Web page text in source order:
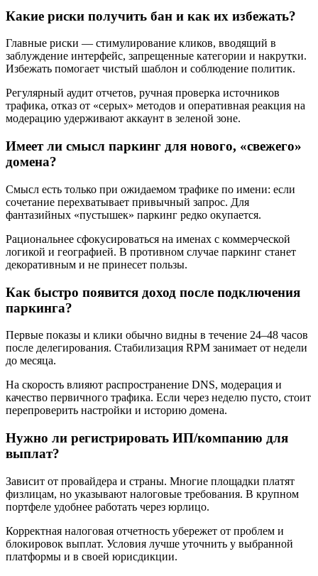
Какие риски получить бан и как их избежать?
Главные риски — стимулирование кликов, вводящий в
заблуждение интерфейс, запрещенные категории и накрутки.
Избежать помогает чистый шаблон и соблюдение политик.
Регулярный аудит отчетов, ручная проверка источников
трафика, отказ от «серых» методов и оперативная реакция на
модерацию удерживают аккаунт в зеленой зоне.
Имеет ли смысл паркинг для нового, «свежего»
домена?
Смысл есть только при ожидаемом трафике по имени: если
сочетание перехватывает привычный запрос. Для
фантазийных «пустышек» паркинг редко окупается.
Рациональнее сфокусироваться на именах с коммерческой
логикой и географией. В противном случае паркинг станет
декоративным и не принесет пользы.
Как быстро появится доход после подключения
паркинга?
Первые показы и клики обычно видны в течение 24–48 часов
после делегирования. Стабилизация RPM занимает от недели
до месяца.
На скорость влияют распространение DNS, модерация и
качество первичного трафика. Если через неделю пусто, стоит
перепроверить настройки и историю домена.
Нужно ли регистрировать ИП/компанию для
выплат?
Зависит от провайдера и страны. Многие площадки платят
физлицам, но указывают налоговые требования. В крупном
портфеле удобнее работать через юрлицо.
Корректная налоговая отчетность убережет от проблем и
блокировок выплат. Условия лучше уточнить у выбранной
платформы и в своей юрисдикции.